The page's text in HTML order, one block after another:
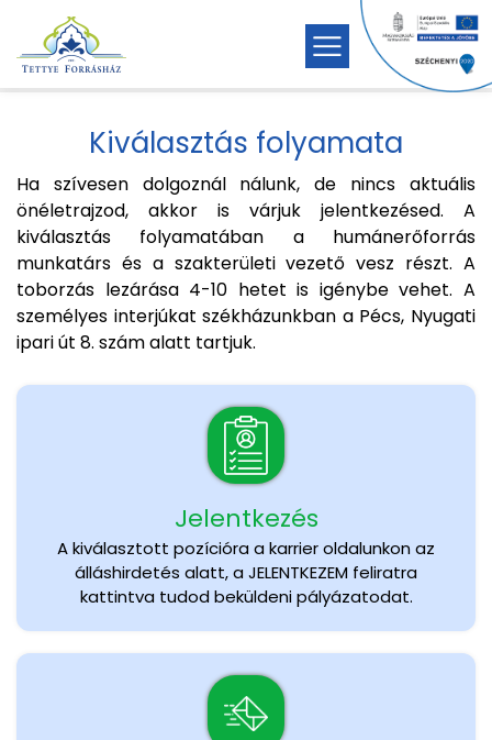
Kiválasztás folyamata
Ha szívesen dolgoznál nálunk, de nincs aktuális
önéletrajzod, akkor is várjuk jelentkezésed. A
kiválasztás folyamatában a humánerőforrás
munkatárs és a szakterületi vezető vesz részt. A
toborzás lezárása 4-10 hetet is igénybe vehet. A
személyes interjúkat székházunkban a Pécs, Nyugati
ipari út 8. szám alatt tartjuk.
Jelentkezés
A kiválasztott pozícióra a karrier oldalunkon az
álláshirdetés alatt, a JELENTKEZEM feliratra
kattintva tudod beküldeni pályázatodat.